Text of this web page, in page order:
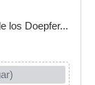
los Doepfer...